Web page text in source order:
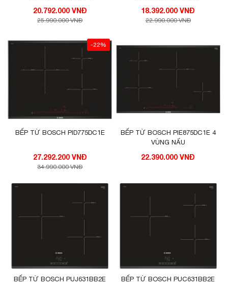
20.792.000 VNĐ
25.990.000 VNĐ
18.392.000 VNĐ
22.990.000 VNĐ
-22%
BẾP TỪ BOSCH PID775DC1E
27.292.200 VNĐ
34.990.000 VNĐ
BẾP TỪ BOSCH PIE875DC1E 4
VÙNG NẤU
22.390.000 VNĐ
BẾP TỪ BOSCH PUJ631BB2E BẾP TỪ BOSCH PUC631BB2E